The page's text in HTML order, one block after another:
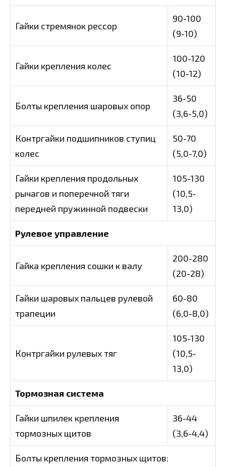
Гайки стремянок рессор
90-100
(9-10)
Гайки крепления колес
100-120
(10-12)
Болты крепления шаровых опор
36-50
(3,6-5,0)
Контргайки подшипников ступиц
колес
50-70
(5,0-7,0)
Гайки крепления продольных
рычагов и поперечной тяги
передней пружинной подвески
105-130
(10,5-
13,0)
Рулевое управление
Гайка крепления сошки к валу
200-280
(20-28)
Гайки шаровых пальцев рулевой
трапеции
60-80
(6,0-8,0)
Контргайки рулевых тяг
105-130
(10,5-
13,0)
Тормозная система
Гайки шпилек крепления
тормозных щитов
36-44
(3,6-4,4)
Болты крепления тормозных щитов: